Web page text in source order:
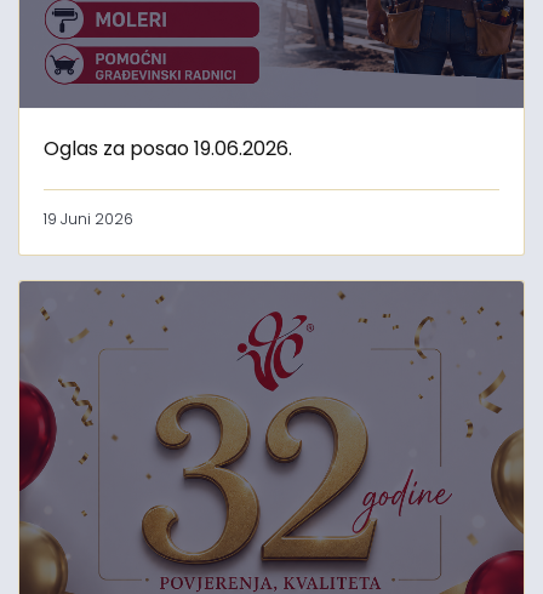
Oglas za posao 19.06.2026.
19 Juni 2026